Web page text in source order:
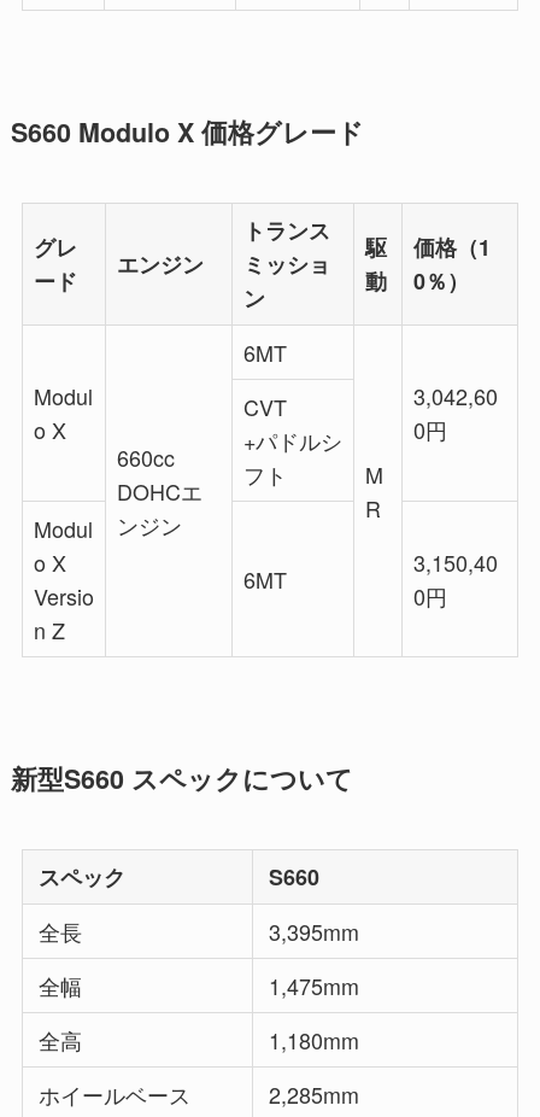
S660 Modulo X 価格グレード
グレ
ード
エンジン
トランス
ミッショ
ン
駆
動
価格（1
0％）
Modul
o X
660cc
DOHCエ
ンジン
6MT
M
R
3,042,60
0円
CVT
+パドルシ
フト
Modul
o X
Versio
n Z
6MT
3,150,40
0円
新型S660 スペックについて
スペック
S660
全長
3,395mm
全幅
1,475mm
全高
1,180mm
ホイールベース
2,285mm